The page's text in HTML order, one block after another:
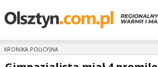
KRONIKA POLICYJNA